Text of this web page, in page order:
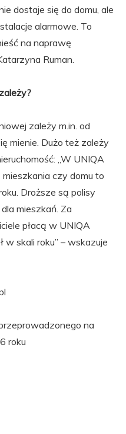
dostaje się do domu, ale
alarmowe. To
na naprawę
Ruman.
zależy m.in. od
mienie. Dużo też zależy
„W UNIQA
czy domu to
Droższe są polisy
mieszkań. Za
płacą w UNIQA
skali roku” – wskazuje
na
roku